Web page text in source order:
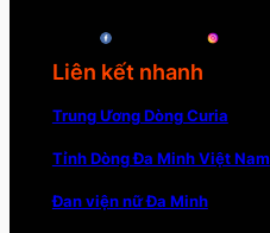
Liên kết nhanh
Trung Ương Dòng Curia
Tỉnh Dòng Đa Minh Việt Nam
Đan viện nữ Đa Minh